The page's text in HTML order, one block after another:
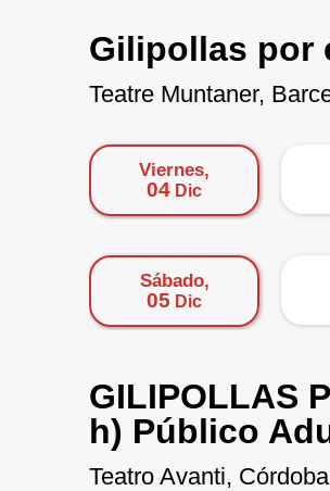
Gilipollas por
Teatre Muntaner,
Viernes,
04 Dic
Sábado,
05 Dic
GILIPOLLAS
h) Público
Teatro Avanti, Córdoba